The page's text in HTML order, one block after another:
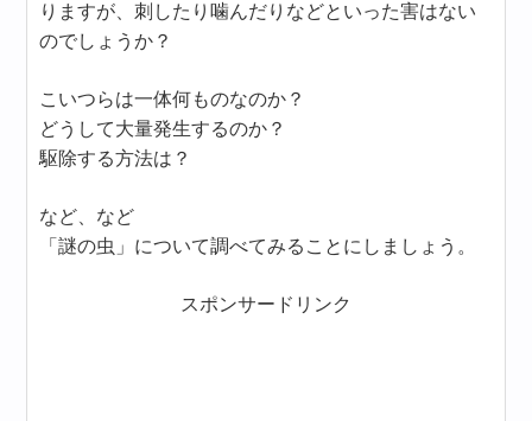
りますが、刺したり噛んだりなどといった害はない
のでしょうか？
こいつらは一体何ものなのか？
どうして大量発生するのか？
駆除する方法は？
など、など
「謎の虫」について調べてみることにしましょう。
スポンサードリンク